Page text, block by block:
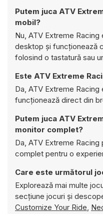
Putem juca ATV
mobil?
Nu, ATV Extreme
desktop și funcționează
folosind o tastatură sau
Este ATV Extreme
Da, ATV Extreme
funcționează direct din
Putem juca ATV
monitor complet?
Da, ATV Extreme
complet pentru o
Care este următorul
Explorează mai multe
secțiune jocuri și
Customize Your Ride,